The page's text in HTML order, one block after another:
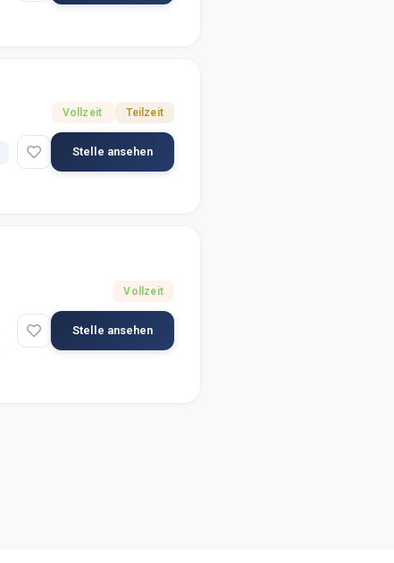
Vollzeit Teilzeit
Stelle ansehen
Vollzeit
Stelle ansehen